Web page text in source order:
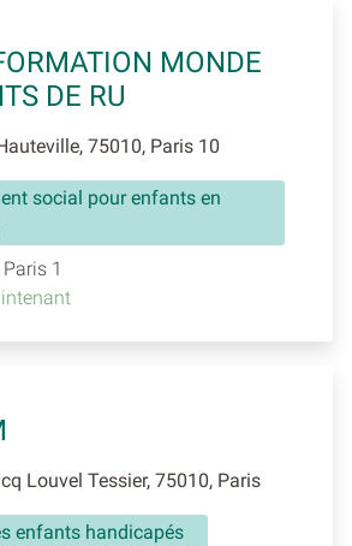
MONDE
DE RU
75010, Paris 10
social pour enfants en
1
Louvel Tessier, 75010, Paris
enfants handicapés